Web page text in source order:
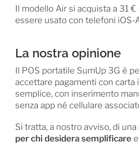
Il modello Air si acquista a 31 €
essere usato con telefoni iOS-
La nostra opinione
Il POS portatile SumUp 3G è
accettare pagamenti con carta
semplice, con inserimento
senza app né cellulare
Si tratta, a nostro avviso, di una
per chi desidera semplificaree